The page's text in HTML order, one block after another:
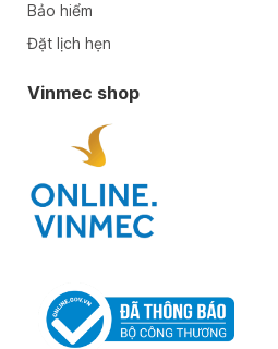
Bảo hiểm
Đặt lịch hẹn
Vinmec shop